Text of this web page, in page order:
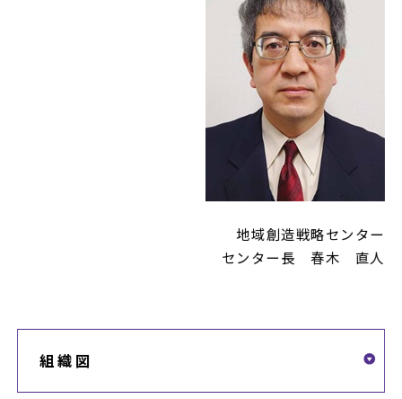
地域創造戦略センター
センター長 春木 直人
組織図